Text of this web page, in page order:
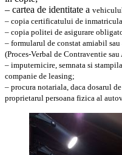
– cartea de identitate a
– copia certificatului de
– copia politei de asigurare
– formularul de constat amiabil
(Proces-Verbal de Contraventie
– imputernicire, semnata si
companie de leasing;
– procura notariala, daca dosarul
proprietarul persoana fizica al